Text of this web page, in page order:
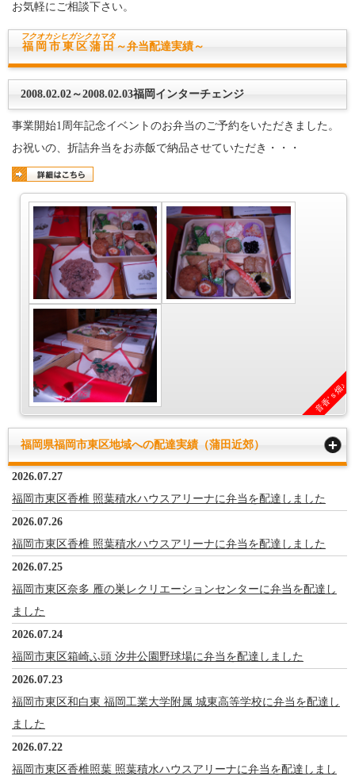
お気軽にご相談下さい。
福岡市東区蒲田
フクオカシヒガシクカマタ
～弁当配達実績～
2008.02.02～2008.02.03福岡インターチェンジ
事業開始1周年記念イベントのお弁当のご予約をいただきました。
お祝いの、折詰弁当をお赤飯で納品させていただき・・・
音香’ｓ畑♪
福岡県福岡市東区地域への配達実績（蒲田近郊）
2026.07.27
福岡市東区香椎 照葉積水ハウスアリーナに弁当を配達しました
2026.07.26
福岡市東区香椎 照葉積水ハウスアリーナに弁当を配達しました
2026.07.25
福岡市東区奈多 雁の巣レクリエーションセンターに弁当を配達し
ました
2026.07.24
福岡市東区箱崎ふ頭 汐井公園野球場に弁当を配達しました
2026.07.23
福岡市東区和白東 福岡工業大学附属 城東高等学校に弁当を配達し
ました
2026.07.22
福岡市東区香椎照葉 照葉積水ハウスアリーナに弁当を配達しまし